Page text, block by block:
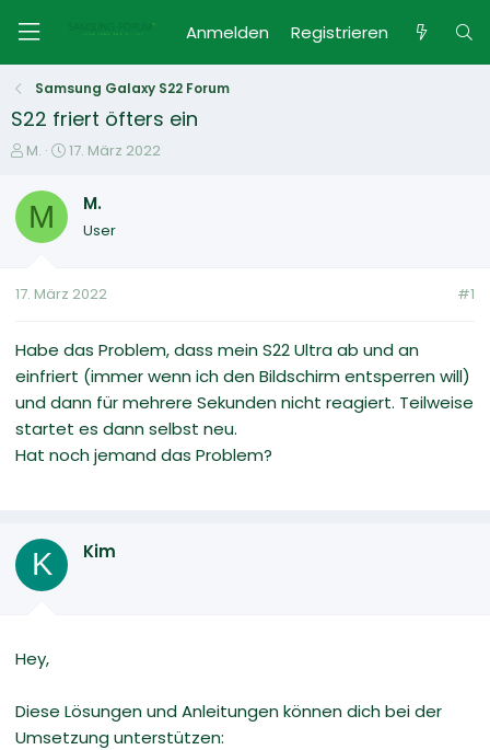
Anmelden Registrieren
Samsung Galaxy S22 Forum
S22 friert öfters ein
E
s
e
e
M.
E
m
17. März 2022
M M.
User
17. März 2022 #1
Habe das Problem, dass mein S22 Ultra ab und an
einfriert (immer wenn ich den Bildschirm entsperren will)
und dann für mehrere Sekunden nicht reagiert. Teilweise
startet es dann selbst neu.
Hat noch jemand das Problem?
K Kim
Hey,
Diese Lösungen und Anleitungen können dich bei der
Umsetzung unterstützen: